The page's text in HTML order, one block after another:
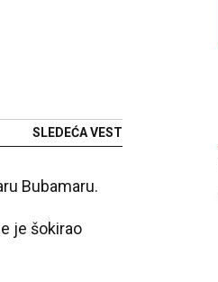
SLEDEĆA VEST
Bubamaru.
je šokirao